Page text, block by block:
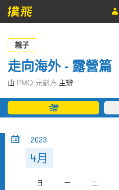
節目
主辦單位
關於撲飛
條款及細則
親子
走向海外 - 露營篇
由 PMQ 元創方 主辦
2023
4月
日 一 二